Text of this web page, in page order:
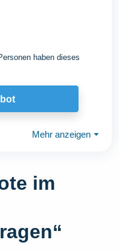
haben dieses
Mehr anzeigen ⏷
im